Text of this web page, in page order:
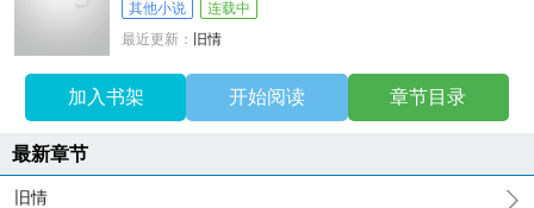
其他小说
连载中
最近更新：
旧情
加入书架 开始阅读 章节目录
最新章节
旧情